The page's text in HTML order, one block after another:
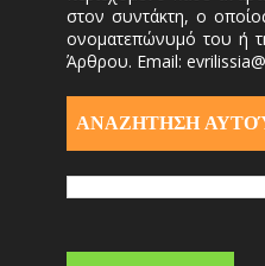
στον συντάκτη, ο
ονοματεπώνυμό του ή
Άρθρου. Email:
ΑΝΑΖΗΤΗΣΗ